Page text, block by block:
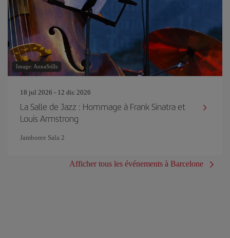
Image: AnnaStills
18 jul 2026 - 12 dic 2026
La Salle de Jazz : Hommage à Frank Sinatra et
Louis Armstrong
Jamboree Sala 2
Afficher tous les événements à Barcelone